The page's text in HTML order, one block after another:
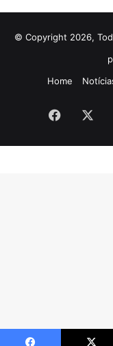
© Copyright 2026,
Home